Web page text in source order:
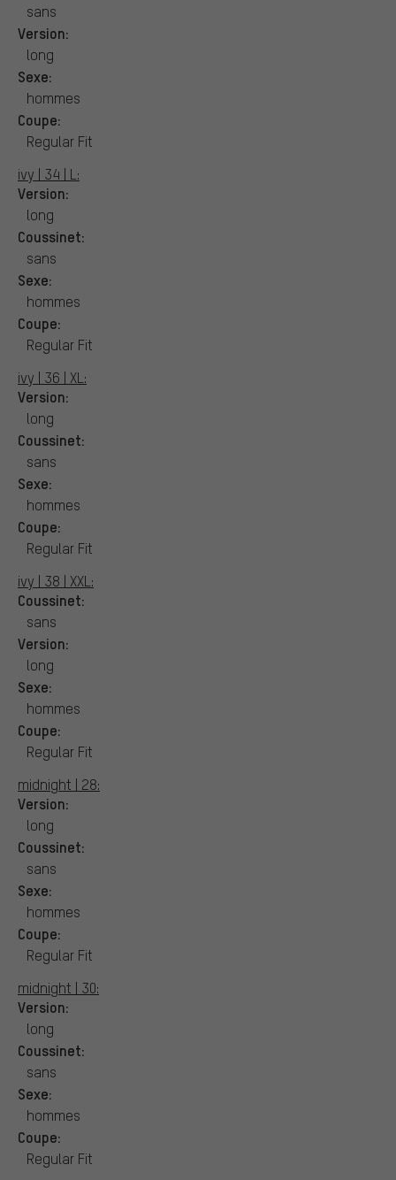
sans
Version:
long
Sexe:
hommes
Coupe:
Regular Fit
ivy | 34 | L:
Version:
long
Coussinet:
sans
Sexe:
hommes
Coupe:
Regular Fit
ivy | 36 | XL:
Version:
long
Coussinet:
sans
Sexe:
hommes
Coupe:
Regular Fit
ivy | 38 | XXL:
Coussinet:
sans
Version:
long
Sexe:
hommes
Coupe:
Regular Fit
midnight | 28:
Version:
long
Coussinet:
sans
Sexe:
hommes
Coupe:
Regular Fit
midnight | 30:
Version:
long
Coussinet:
sans
Sexe:
hommes
Coupe:
Regular Fit